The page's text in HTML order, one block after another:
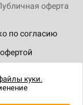
по согласию
оферта
куки.